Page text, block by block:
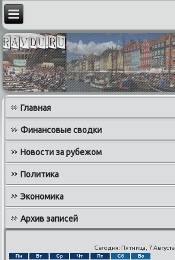
Главная
Финансовые сводки
Новости за рубежом
Политика
Экономика
Архив записей
Сегодня: Пятница, 7 Августа
Пн Вт Ср Чт Пт Сб Вс